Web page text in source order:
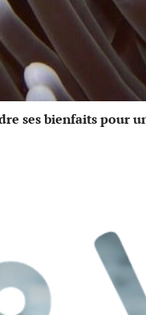
ses bienfaits pour